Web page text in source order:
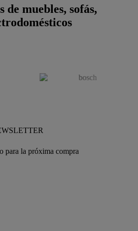
de muebles, sofás,
para la próxima compra